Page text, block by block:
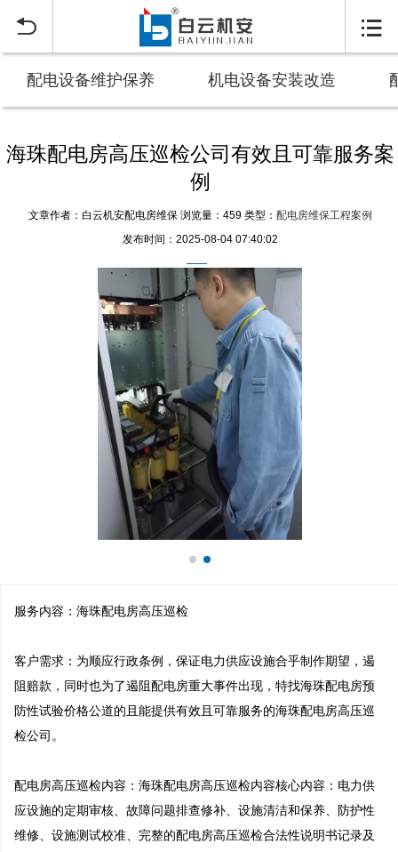
 
配电设备维护保养 机电设备安装改造
海珠配电房高压巡检公司有效且可靠服务案
例
文章作者：白云机安配电房维保 浏览量：459 类型： 配电房维保工程案例
发布时间：2025-08-04 07:40:02
服务内容：海珠配电房高压巡检
客户需求：为顺应行政条例，保证电力供应设施合乎制作期望，遏
阻赔款，同时也为了遏阻配电房重大事件出现，特找海珠配电房预
防性试验价格公道的且能提供有效且可靠服务的海珠配电房高压巡
检公司。
配电房高压巡检内容：海珠配电房高压巡检内容核心内容：电力供
应设施的定期审核、故障问题排查修补、设施清洁和保养、防护性
维修、设施测试校准、完整的配电房高压巡检合法性说明书记录及